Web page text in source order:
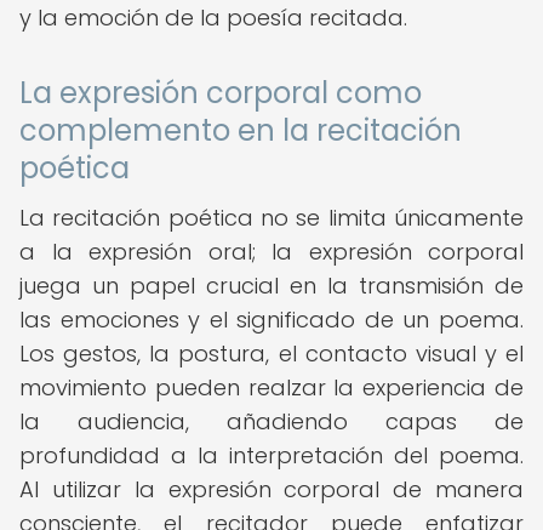
y la emoción de la poesía recitada.
La expresión corporal como
complemento en la recitación
poética
La recitación poética no se limita únicamente
a la expresión oral; la expresión corporal
juega un papel crucial en la transmisión de
las emociones y el significado de un poema.
Los gestos, la postura, el contacto visual y el
movimiento pueden realzar la experiencia de
la audiencia, añadiendo capas de
profundidad a la interpretación del poema.
Al utilizar la expresión corporal de manera
consciente, el recitador puede enfatizar